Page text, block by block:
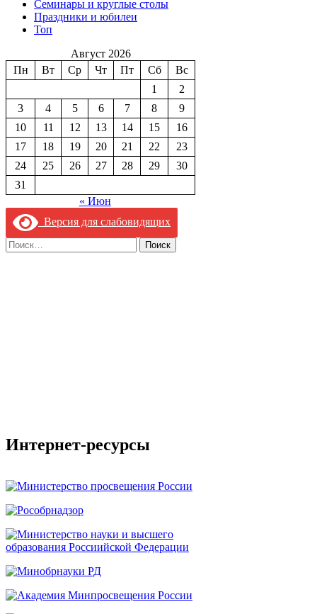
Семинары и круглые столы
Праздники и юбилеи
Топ
Август 2026
Пн
Вт Ср Чт Пт Сб
Вс
1
2
3
4 5 6 7 8
9
10
11 12 13 14 15
16
17
18 19 20 21 22
23
24
25 26 27 28 29
30
31
« Июн
Версия для слабовидящих
Найти:
Интернет-ресурсы